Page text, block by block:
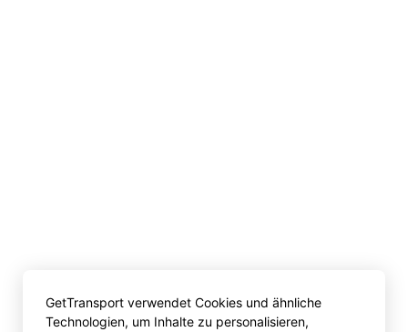
GetTransport verwendet Cookies und ähnliche
Technologien, um Inhalte zu personalisieren,